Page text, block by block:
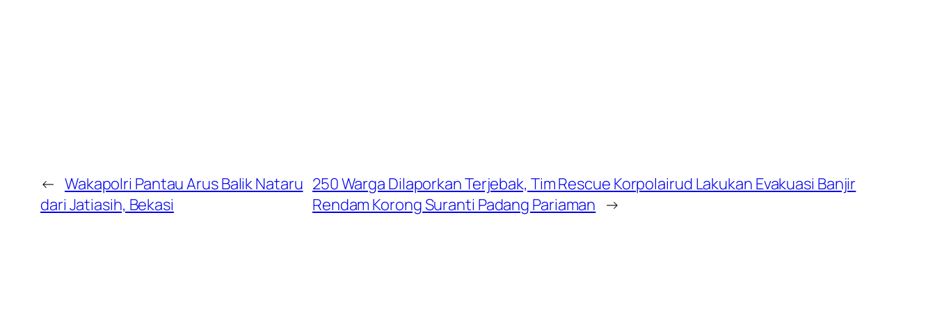
← Wakapolri Pantau Arus Balik Nataru
dari Jatiasih, Bekasi
250 Warga Dilaporkan Terjebak, Tim Rescue Korpolairud Lakukan Evakuasi Banjir
Rendam Korong Suranti Padang Pariaman →